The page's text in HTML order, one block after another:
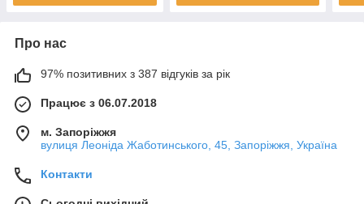
Про нас
97% позитивних з 387 відгуків за рік
Працює з 06.07.2018
м. Запоріжжя
вулиця Леоніда Жаботинського, 45, Запоріжжя, Україна
Контакти